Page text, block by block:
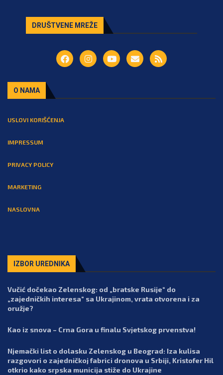
DRUŠTVENE MREŽE
O NAMA
USLOVI KORIŠĆENJA
IMPRESSUM
PRIVACY POLICY
MARKETING
NASLOVNA
IZBOR UREDNIKA
Vučić dočekao Zelenskog: od „bratske Rusije“ do
„zajedničkih interesa“ sa Ukrajinom, vrata otvorena i za
oružje?
Kao iz snova – Crna Gora u finalu Svjetskog prvenstva!
Njemački list o dolasku Zelenskog u Beograd: Iza kulisa
razgovori o zajedničkoj fabrici dronova u Srbiji, Kristofer Hil
otkrio kako srpska municija stiže do Ukrajine